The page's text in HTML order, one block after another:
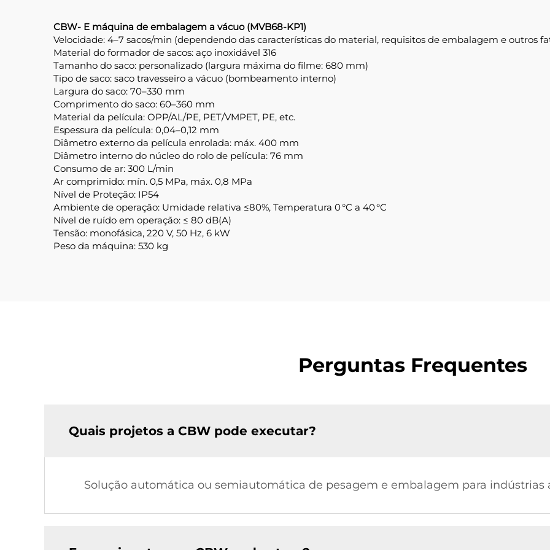
CBW- E máquina de embalagem a vácuo (MVB68-KP1)
Velocidade: 4–7 sacos/min (dependendo das características do material, requisitos de embalagem e outros
Material do formador de sacos: aço inoxidável 316
Tamanho do saco: personalizado (largura máxima do filme: 680 mm)
Tipo de saco: saco travesseiro a vácuo (bombeamento interno)
Largura do saco: 70–330 mm
Comprimento do saco: 60–360 mm
Material da película: OPP/AL/PE, PET/VMPET, PE, etc.
Espessura da película: 0,04–0,12 mm
Diâmetro externo da película enrolada: máx. 400 mm
Diâmetro interno do núcleo do rolo de película: 76 mm
Consumo de ar: 300 L/min
Ar comprimido: mín. 0,5 MPa, máx. 0,8 MPa
Nível de Proteção: IP54
Ambiente de operação: Umidade relativa ≤80%, Temperatura 0 °C a 40 °C
Nível de ruído em operação: ≤ 80 dB(A)
Tensão: monofásica, 220 V, 50 Hz, 6 kW
Peso da máquina: 530 kg
Perguntas Frequentes
Quais projetos a CBW pode executar?
Solução automática ou semiautomática de pesagem e embalagem para